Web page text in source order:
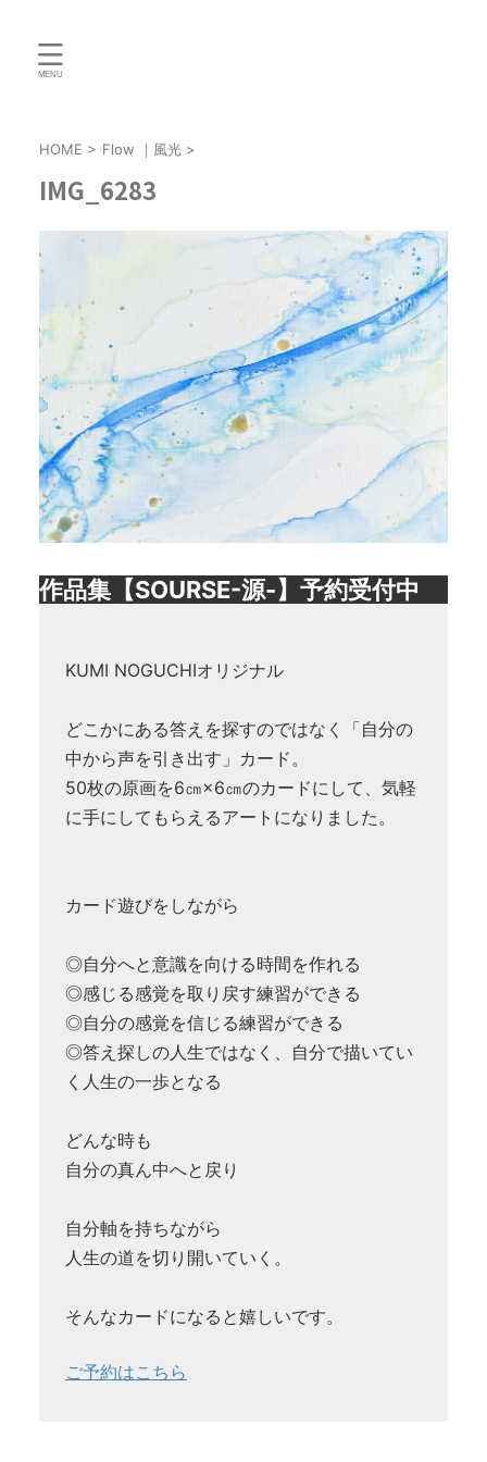
HOME > Flow ｜風光 >
IMG_6283
作品集【SOURSE-源-】予約受付中
KUMI NOGUCHIオリジナル
どこかにある答えを探すのではなく「自分の
中から声を引き出す」カード。
50枚の原画を6㎝×6㎝のカードにして、気軽
に手にしてもらえるアートになりました。
カード遊びをしながら
◎自分へと意識を向ける時間を作れる
◎感じる感覚を取り戻す練習ができる
◎自分の感覚を信じる練習ができる
◎答え探しの人生ではなく、自分で描いてい
く人生の一歩となる
どんな時も
自分の真ん中へと戻り
自分軸を持ちながら
人生の道を切り開いていく。
そんなカードになると嬉しいです。
ご予約はこちら